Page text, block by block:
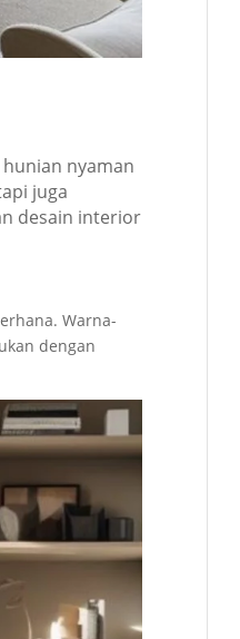
nyaman
juga
desain interior
Warna-
dengan